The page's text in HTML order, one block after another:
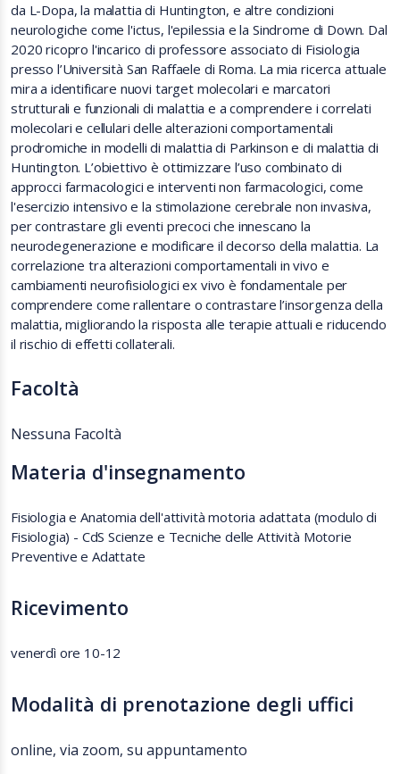
da L-Dopa, la malattia di Huntington, e altre condizioni
neurologiche come l'ictus, l'epilessia e la Sindrome di Down. Dal
2020 ricopro l'incarico di professore associato di Fisiologia
presso l’Università San Raffaele di Roma. La mia ricerca attuale
mira a identificare nuovi target molecolari e marcatori
strutturali e funzionali di malattia e a comprendere i correlati
molecolari e cellulari delle alterazioni comportamentali
prodromiche in modelli di malattia di Parkinson e di malattia di
Huntington. L’obiettivo è ottimizzare l’uso combinato di
approcci farmacologici e interventi non farmacologici, come
l'esercizio intensivo e la stimolazione cerebrale non invasiva,
per contrastare gli eventi precoci che innescano la
neurodegenerazione e modificare il decorso della malattia. La
correlazione tra alterazioni comportamentali in vivo e
cambiamenti neurofisiologici ex vivo è fondamentale per
comprendere come rallentare o contrastare l’insorgenza della
malattia, migliorando la risposta alle terapie attuali e riducendo
il rischio di effetti collaterali.
Facoltà
Nessuna Facoltà
Materia d'insegnamento
Fisiologia e Anatomia dell'attività motoria adattata (modulo di
Fisiologia) - CdS Scienze e Tecniche delle Attività Motorie
Preventive e Adattate
Ricevimento
venerdì ore 10-12
Modalità di prenotazione degli uffici
online, via zoom, su appuntamento